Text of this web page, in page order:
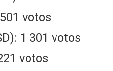
votos
1.301 votos
votos